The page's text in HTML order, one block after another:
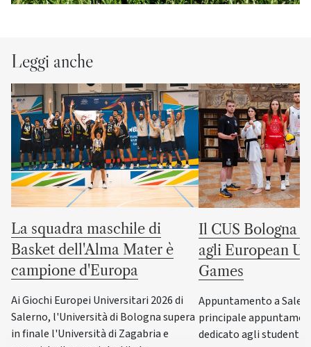
Leggi anche
La squadra maschile di
Basket dell'Alma Mater è
campione d'Europa
Ai Giochi Europei Universitari 2026 di
Salerno, l'Università di Bologna supera
in finale l'Università di Zagabria e
Il CUS Bologna
agli European
Games
Appuntamento a
principale
dedicato agli